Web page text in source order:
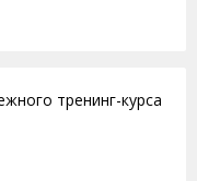
тренинг-курса